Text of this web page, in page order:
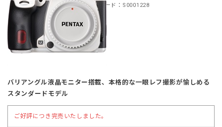
商品コード：S0001228
バリアングル液晶モニター搭載、本格的な一眼レフ撮影が愉しめる
スタンダードモデル
ご好評につき完売いたしました。